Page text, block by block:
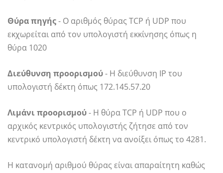
Θύρα πηγής- Ο αριθμός θύρας TCP ή UDP που
εκχωρείται από τον υπολογιστή εκκίνησης όπως η
θύρα 1020
Διεύθυνση προορισμού- Η διεύθυνση IP του
υπολογιστή δέκτη όπως 172.145.57.20
Λιμάνι προορισμού- Η θύρα TCP ή UDP που ο
αρχικός κεντρικός υπολογιστής ζήτησε από τον
κεντρικό υπολογιστή δέκτη να ανοίξει όπως το 4281.
Η κατανομή αριθμού θύρας είναι απαραίτητη καθώς